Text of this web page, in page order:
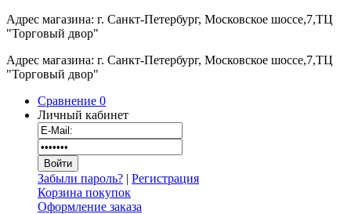
Адрес магазина: г. Санкт-Петербург, Московское шоссе,7,ТЦ
"Торговый двор"
Адрес магазина: г. Санкт-Петербург, Московское шоссе,7,ТЦ
"Торговый двор"
Сравнение 0
Личный кабинет
Забыли пароль? | Регистрация
Корзина покупок
Оформление заказа